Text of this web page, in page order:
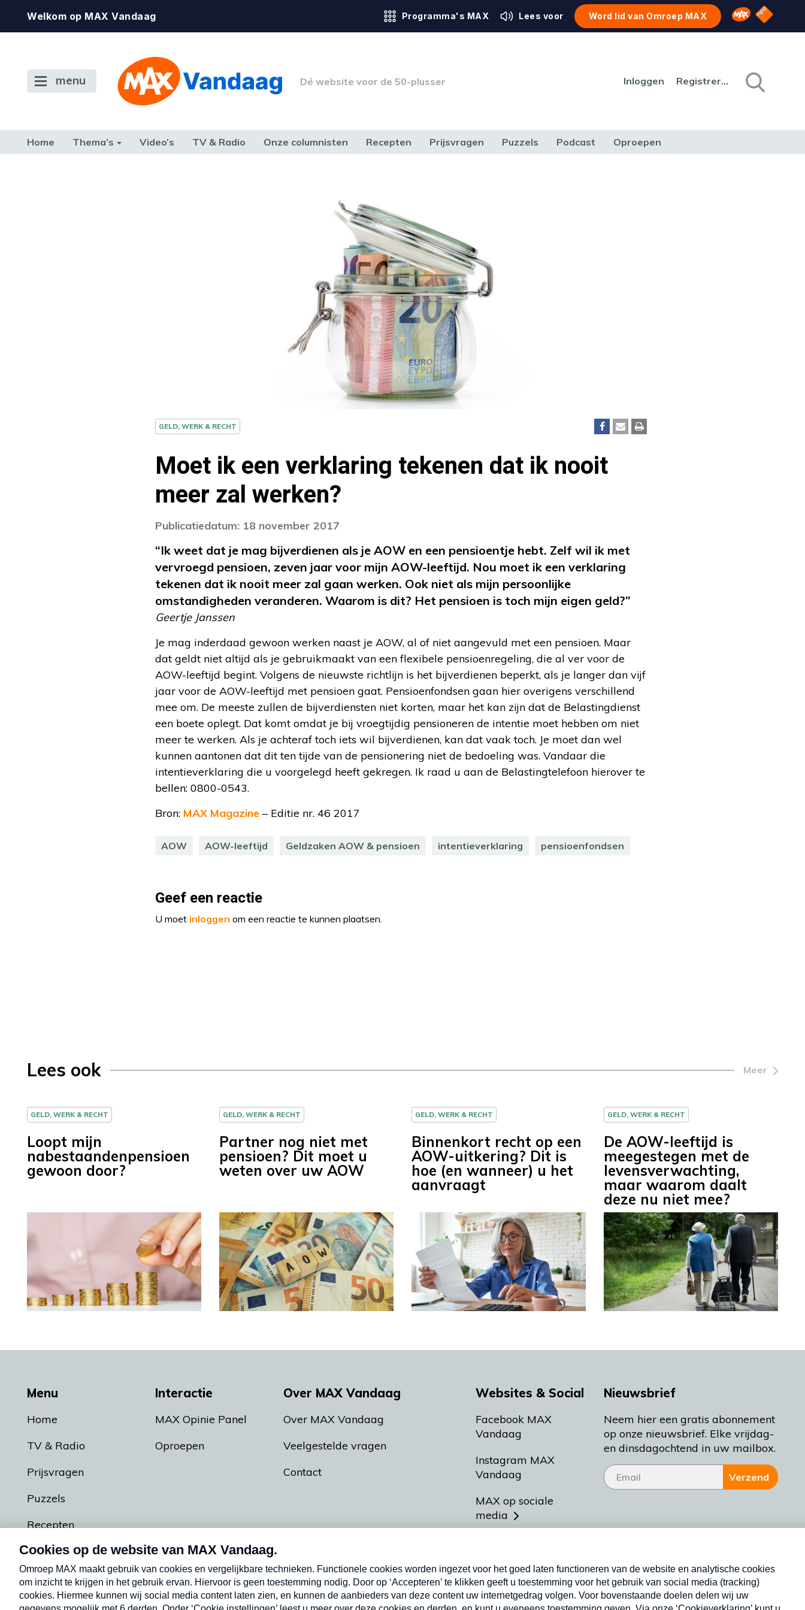
Welkom op MAX Vandaag Programma's MAX Lees voor Word lid van Omroep MAX Omroep MAX
NPO
menu Dé website voor de 50-plusser Inloggen Registreren
Home Thema’s Video’s TV & Radio Onze columnisten Recepten Prijsvragen Puzzels Podcast Oproepen
GELD, WERK & RECHT
Moet ik een verklaring tekenen dat ik nooit
meer zal werken?
Publicatiedatum: 18 november 2017
“Ik weet dat je mag bijverdienen als je AOW en een pensioentje hebt. Zelf wil ik met
vervroegd pensioen, zeven jaar voor mijn AOW-leeftijd. Nou moet ik een verklaring
tekenen dat ik nooit meer zal gaan werken. Ook niet als mijn persoonlijke
omstandigheden veranderen. Waarom is dit? Het pensioen is toch mijn eigen geld?”
Geertje Janssen
Je mag inderdaad gewoon werken naast je AOW, al of niet aangevuld met een pensioen. Maar
dat geldt niet altijd als je gebruikmaakt van een flexibele pensioenregeling, die al ver voor de
AOW-leeftijd begint. Volgens de nieuwste richtlijn is het bijverdienen beperkt, als je langer dan vijf
jaar voor de AOW-leeftijd met pensioen gaat. Pensioenfondsen gaan hier overigens verschillend
mee om. De meeste zullen de bijverdiensten niet korten, maar het kan zijn dat de Belastingdienst
een boete oplegt. Dat komt omdat je bij vroegtijdig pensioneren de intentie moet hebben om niet
meer te werken. Als je achteraf toch iets wil bijverdienen, kan dat vaak toch. Je moet dan wel
kunnen aantonen dat dit ten tijde van de pensionering niet de bedoeling was. Vandaar die
intentieverklaring die u voorgelegd heeft gekregen. Ik raad u aan de Belastingtelefoon hierover te
bellen: 0800-0543.
Bron: MAX Magazine – Editie nr. 46 2017
AOW AOW-leeftijd Geldzaken AOW & pensioen intentieverklaring pensioenfondsen
Geef een reactie
U moet inloggen om een reactie te kunnen plaatsen.
Lees ook Meer
GELD, WERK & RECHT
Loopt mijn
nabestaandenpensioen
gewoon door?
GELD, WERK & RECHT
Partner nog niet met
pensioen? Dit moet u
weten over uw AOW
GELD, WERK & RECHT
Binnenkort recht op een
AOW-uitkering? Dit is
hoe (en wanneer) u het
aanvraagt
GELD, WERK & RECHT
De AOW-leeftijd is
meegestegen met de
levensverwachting,
maar waarom daalt
deze nu niet mee?
Menu
Home
TV & Radio
Prijsvragen
Puzzels
Recepten
Podcasts
Interactie
MAX Opinie Panel
Oproepen
Over MAX Vandaag
Over MAX Vandaag
Veelgestelde vragen
Contact
Websites & Social
Facebook MAX
Vandaag
Instagram MAX
Vandaag
MAX op sociale
media
Meldpunt Actueel
Heel Holland Bakt
Nieuwsbrief
Neem hier een gratis abonnement
op onze nieuwsbrief. Elke vrijdag-
en dinsdagochtend in uw mailbox.
Verzend
Nieuwsbrief
Neem hier een gratis abonnement op onze